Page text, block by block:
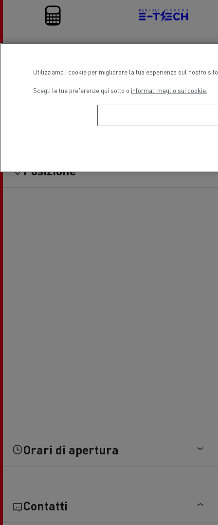
Posizione
Orari di apertura
Contatti
Utilizziamo i cookie per migliorare la tua esperienza sul nostro
Scegli le tue preferenze qui sotto o informati meglio sui cookie.